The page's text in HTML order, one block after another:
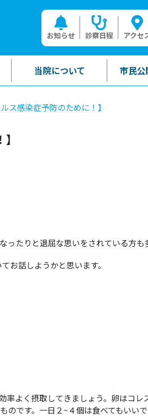
お知らせ 診察日程 アクセ
当院について 市民公
ス感染症予防のために！】
たりと退屈な思いをされている方も
お話しようかと思います。
よく摂取してきましょう。卵はコレ
です。一日２~４個は食べてもいいで